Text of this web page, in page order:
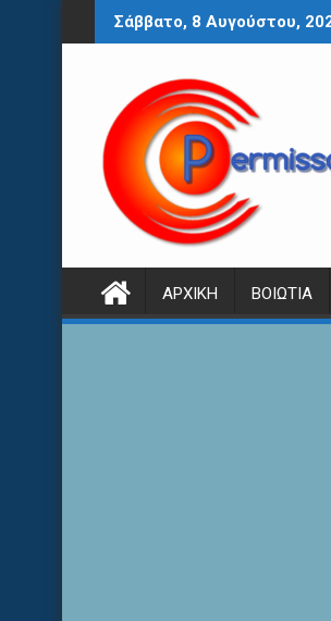
Περάστε
στο
Σάββατο, 8 Αυγούστου,
ΑΡΧΙΚΉ ΒΟΙΩΤΊΑ